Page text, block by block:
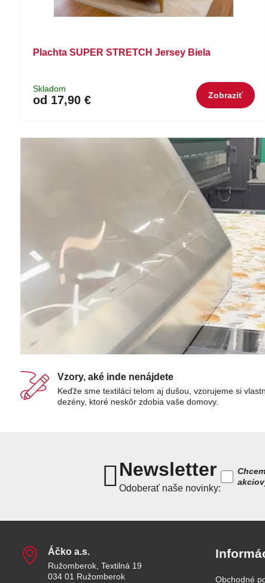
Plachta SUPER STRETCH Jersey Biela
Skladom
od 17,90 € Zobraziť
Vzory, aké inde nenájdete
Keďže sme textiláci telom aj dušou, vzorujeme si
dezény, ktoré neskôr zdobia vaše domovy.
Newsletter
Odoberať naše novinky:
Áčko a​.s​.
Ružomberok, Textilná 19
034 01 Ružomberok
Obchodné